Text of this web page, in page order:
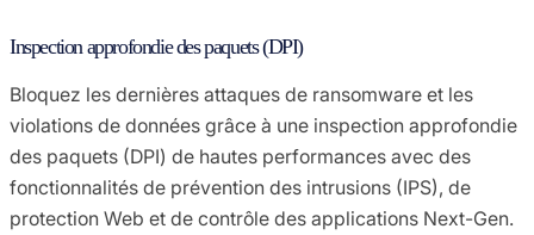
Inspection approfondie des paquets (DPI)
Bloquez les dernières attaques de ransomware et les
violations de données grâce à une inspection approfondie
des paquets (DPI) de hautes performances avec des
fonctionnalités de prévention des intrusions (IPS), de
protection Web et de contrôle des applications Next-Gen.